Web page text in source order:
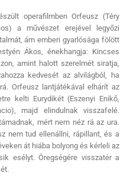
operafilmben Orfeusz (Téry
a művészet erejével legyőzi
ám emberi gyarlósága fölött
Ákos, énekhangja: Kincses
amint halott szerelmét siratja,
kedvesét az alvilágból, ha
Orfeusz lantjátékával elhárít az
kelti Eurydikét (Eszenyi Enikő,
majd elindulnak visszafelé.
mért nem néz rá az ura.
nem tud ellenállni, rápillant, és a
át hiába bolyong és kérleli az
esélyt. Öregségére visszatér a